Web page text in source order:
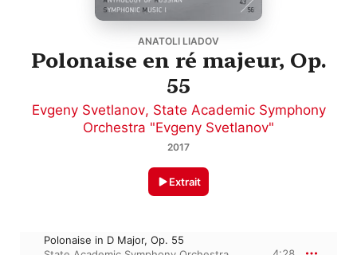
ANATOLI LIADOV
Polonaise en ré majeur, Op.
55
Evgeny Svetlanov, State Academic Symphony
Orchestra "Evgeny Svetlanov"
2017
Extrait
Polonaise in D Major, Op. 55